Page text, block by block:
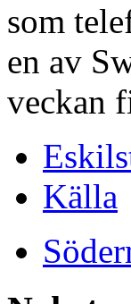
som
en av
veckan
Källa